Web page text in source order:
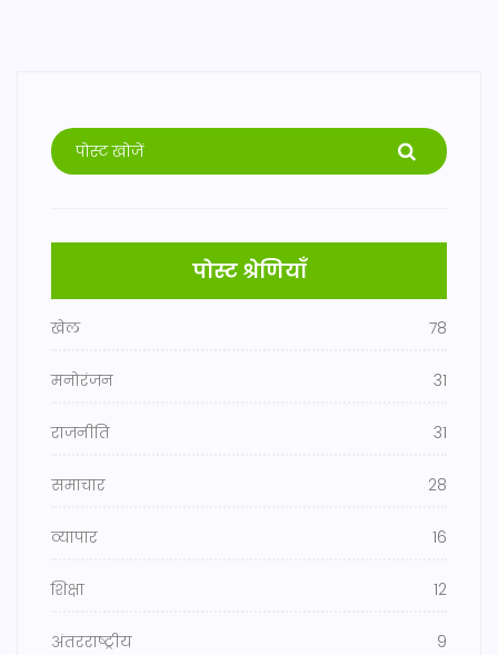
पोस्ट श्रेणियाँ
खेल 78
मनोरंजन 31
राजनीति 31
समाचार 28
व्यापार 16
शिक्षा 12
अंतरराष्ट्रीय 9